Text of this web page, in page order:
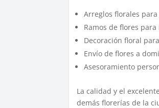
Arreglos florales
Ramos de flores
Decoración floral
Envío de flores a
Asesoramiento
La calidad y el
demás florerías de la